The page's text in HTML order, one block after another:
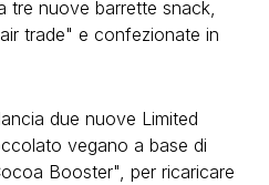
tre nuove barrette snack,
trade" e confezionate in
due nuove Limited
vegano a base di
Booster", per ricaricare